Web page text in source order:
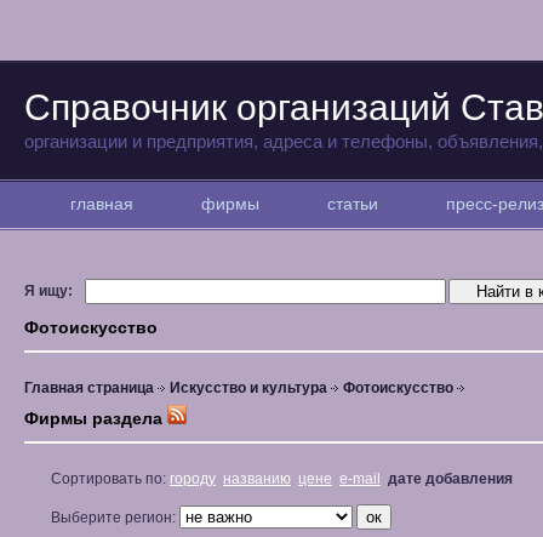
Справочник организаций
организации и предприятия, адреса и телефоны,
главная фирмы статьи пресс-
Я ищу:
Фотоискусство
Главная страница Искусство и культура Фотоискусство
Фирмы раздела
Сортировать по: городу названию цене e-mail дате добавления
Выберите регион: